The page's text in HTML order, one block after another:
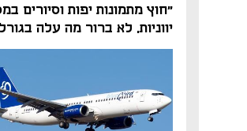
"חוץ מתמונות יפות וסיורים
יווניות, לא ברור מה עלה בגורל
פרויקט הנדל"ן"